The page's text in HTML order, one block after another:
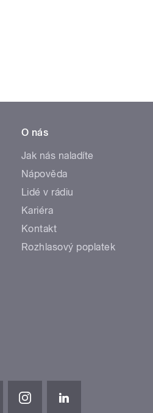
O nás
Jak nás naladíte
Nápověda
Lidé v rádiu
Kariéra
Kontakt
Rozhlasový poplatek